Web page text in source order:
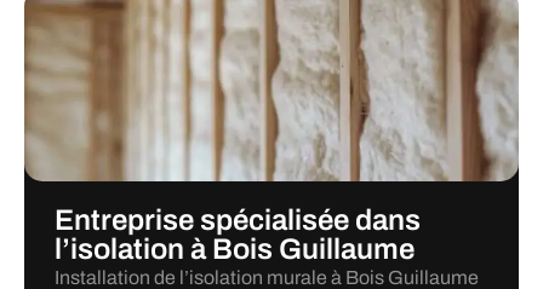
Entreprise spécialisée dans
l’isolation à Bois Guillaume
Installation de l’isolation murale à Bois Guillaume